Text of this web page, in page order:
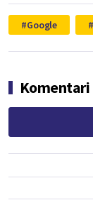
Google
Komentari